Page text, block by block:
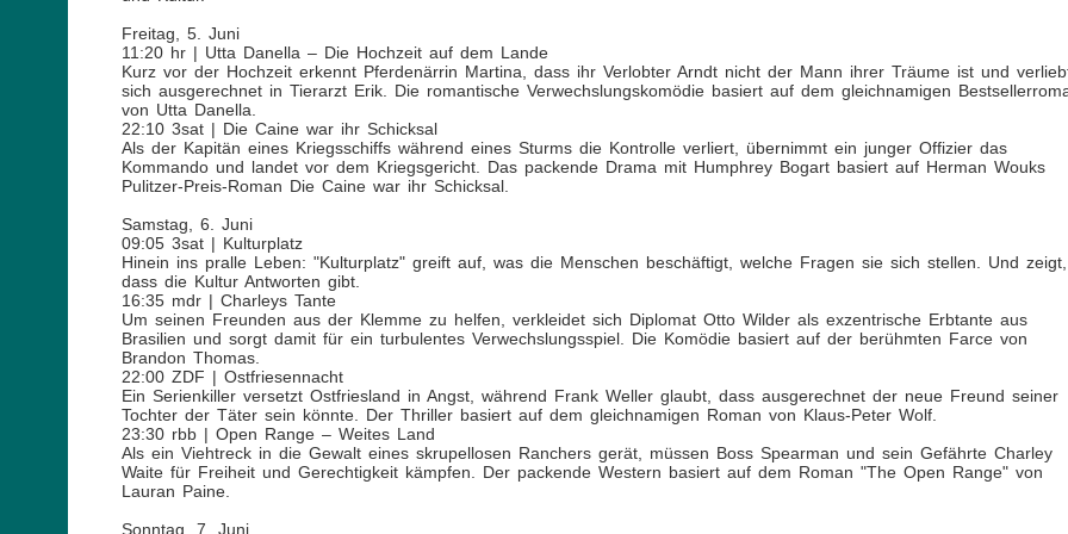
Freitag, 5. Juni
11:20 hr | Utta Danella – Die Hochzeit auf dem Lande
Kurz vor der Hochzeit erkennt Pferdenärrin Martina, dass ihr Verlobter Arndt nicht der Mann ihrer Träume ist und
sich ausgerechnet in Tierarzt Erik. Die romantische Verwechslungskomödie basiert auf dem gleichnamigen
von Utta Danella.
22:10 3sat | Die Caine war ihr Schicksal
Als der Kapitän eines Kriegsschiffs während eines Sturms die Kontrolle verliert, übernimmt ein junger Offizier das
Kommando und landet vor dem Kriegsgericht. Das packende Drama mit Humphrey Bogart basiert auf Herman Wouks
Pulitzer-Preis-Roman Die Caine war ihr Schicksal.
Samstag, 6. Juni
09:05 3sat | Kulturplatz
Hinein ins pralle Leben: "Kulturplatz" greift auf, was die Menschen beschäftigt, welche Fragen sie sich stellen. Und zeigt,
dass die Kultur Antworten gibt.
16:35 mdr | Charleys Tante
Um seinen Freunden aus der Klemme zu helfen, verkleidet sich Diplomat Otto Wilder als exzentrische Erbtante aus
Brasilien und sorgt damit für ein turbulentes Verwechslungsspiel. Die Komödie basiert auf der berühmten Farce von
Brandon Thomas.
22:00 ZDF | Ostfriesennacht
Ein Serienkiller versetzt Ostfriesland in Angst, während Frank Weller glaubt, dass ausgerechnet der neue Freund seiner
Tochter der Täter sein könnte. Der Thriller basiert auf dem gleichnamigen Roman von Klaus-Peter Wolf.
23:30 rbb | Open Range – Weites Land
Als ein Viehtreck in die Gewalt eines skrupellosen Ranchers gerät, müssen Boss Spearman und sein Gefährte Charley
Waite für Freiheit und Gerechtigkeit kämpfen. Der packende Western basiert auf dem Roman "The Open Range" von
Lauran Paine.
Sonntag, 7. Juni